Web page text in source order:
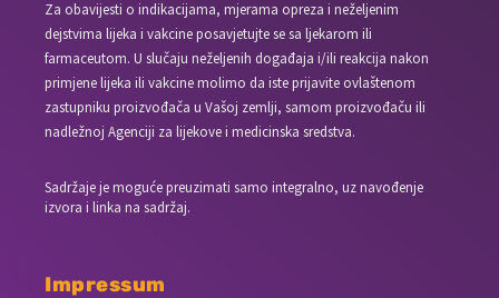
Za obavijesti o indikacijama, mjerama opreza i neželjenim
dejstvima lijeka i vakcine posavjetujte se sa ljekarom ili
farmaceutom. U slučaju neželjenih događaja i/ili reakcija nakon
primjene lijeka ili vakcine molimo da iste prijavite ovlaštenom
zastupniku proizvođača u Vašoj zemlji, samom proizvođaču ili
nadležnoj Agenciji za lijekove i medicinska sredstva.
Sadržaje je moguće preuzimati samo integralno, uz navođenje
izvora i linka na sadržaj.
Impressum